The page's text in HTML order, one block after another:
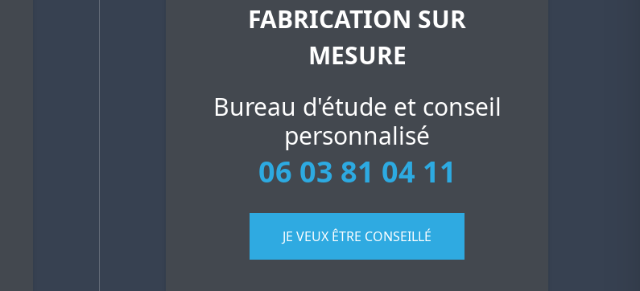
FABRICATION SUR
MESURE
Bureau d'étude et conseil
personnalisé
06 03 81 04 11
JE VEUX ÊTRE CONSEILLÉ